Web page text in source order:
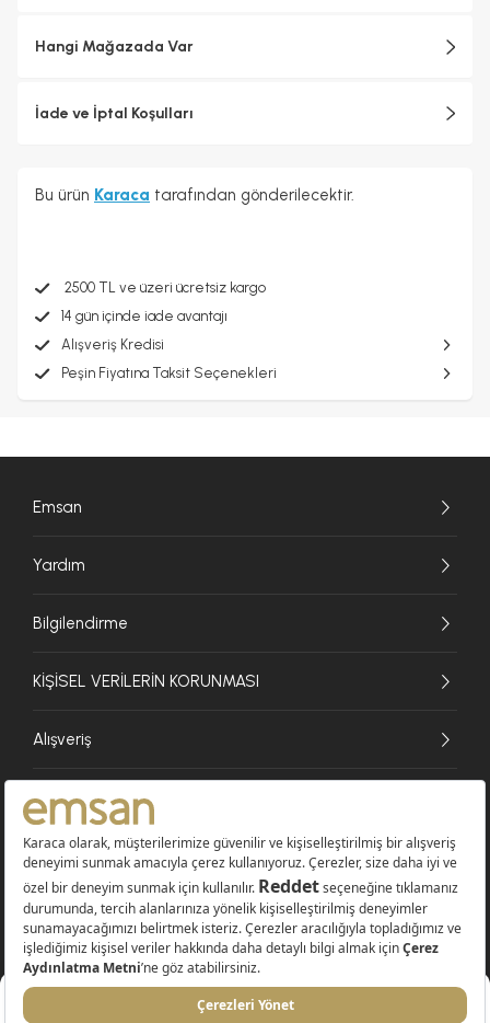
Hangi Mağazada Var
İade ve İptal Koşulları
Bu ürün Karaca tarafından gönderilecektir.
2500 TL ve üzeri ücretsiz kargo
14 gün içinde iade avantajı
Alışveriş Kredisi
Peşin Fiyatına Taksit Seçenekleri
Emsan
Yardım
Bilgilendirme
KİŞİSEL VERİLERİN KORUNMASI
Alışveriş
© 2026 EMSAN A.Ş. Tüm Hakları Saklıdır